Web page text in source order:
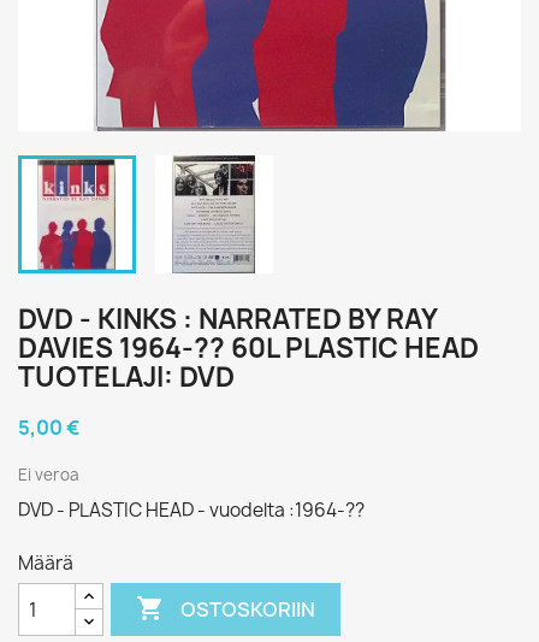
DVD - KINKS : NARRATED BY RAY
DAVIES 1964-?? 60L PLASTIC HEAD
TUOTELAJI: DVD
5,00 €
Ei veroa
DVD - PLASTIC HEAD - vuodelta :1964-??
Määrä
 OSTOSKORIIN